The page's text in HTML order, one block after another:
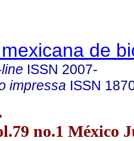
de
ISSN 2007-
impressa ISSN
no.1 México